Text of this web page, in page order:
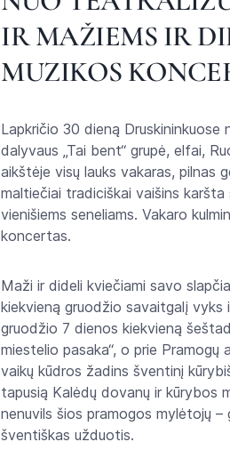
IR MAŽIEMS IR
MUZIKOS
Lapkričio 30 dieną Druskininkuose
dalyvaus „Tai bent“ grupė, elfai,
aikštėje visų lauks vakaras, pilnas
maltiečiai tradiciškai vaišins
vienišiems seneliams. Vakaro
koncertas.
Maži ir dideli kviečiami savo
kiekvieną gruodžio savaitgalį vyks
gruodžio 7 dienos kiekvieną
miestelio pasaka“, o prie
vaikų kūdros žadins šventinį
tapusią Kalėdų dovanų ir kūrybos
nenuvils šios pramogos mylėtojų
šventiškas užduotis.